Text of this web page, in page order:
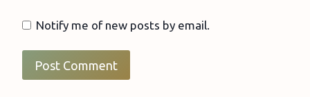
Notify me of new posts by email.